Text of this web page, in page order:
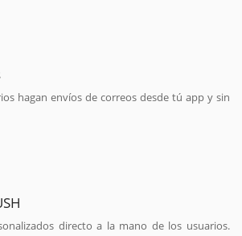
hagan envíos de correos desde tú app y sin
directo a la mano de los usuarios.